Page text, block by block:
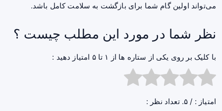
می‌تواند اولین گام شما برای بازگشت به سلامت کامل باشد.
نظر شما در مورد این مطلب چیست ؟
با کلیک بر روی یکی از ستاره ها از ۱ تا ۵ امتیاز دهید :
امتیاز : / ۵. تعداد نظر :